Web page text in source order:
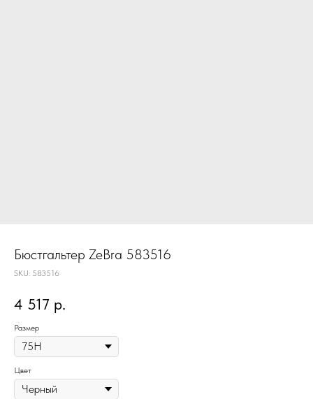
Бюстгальтер ZeBra 583516
SKU: 583516
4 517 р.
Размер
Цвет